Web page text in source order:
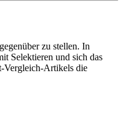
zu stellen. In
Selektieren und sich das
Vergleich-Artikels die